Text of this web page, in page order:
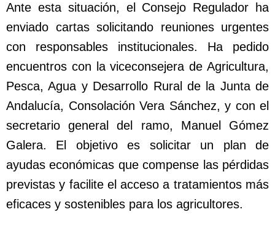
Ante esta situación, el Consejo Regulador ha
enviado cartas solicitando reuniones urgentes
con responsables institucionales. Ha pedido
encuentros con la viceconsejera de Agricultura,
Pesca, Agua y Desarrollo Rural de la Junta de
Andalucía, Consolación Vera Sánchez, y con el
secretario general del ramo, Manuel Gómez
Galera. El objetivo es solicitar un plan de
ayudas económicas que compense las pérdidas
previstas y facilite el acceso a tratamientos más
eficaces y sostenibles para los agricultores.